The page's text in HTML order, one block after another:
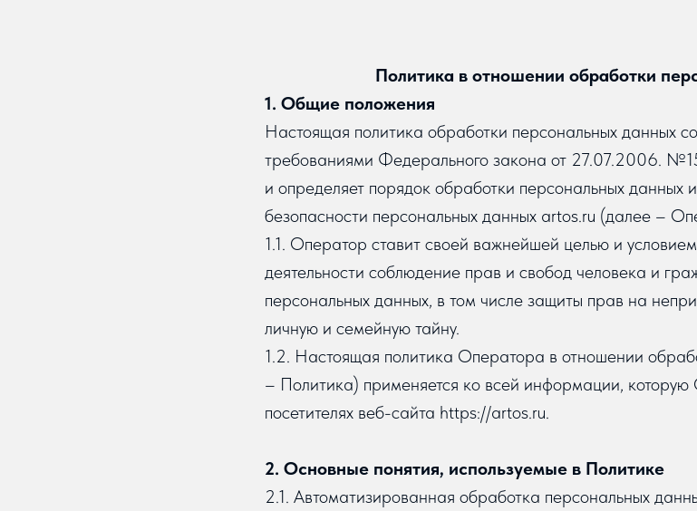
Политика в отношении обработки
1. Общие положения
Настоящая политика обработки персональных данных
требованиями Федерального закона от 27.07.2006.
и определяет порядок обработки персональных данных
безопасности персональных данных artos.ru (далее –
1.1. Оператор ставит своей важнейшей целью и
деятельности соблюдение прав и свобод человека и
персональных данных, в том числе защиты прав на
личную и семейную тайну.
1.2. Настоящая политика Оператора в отношении
– Политика) применяется ко всей информации,
посетителях веб-сайта https://artos.ru.
2. Основные понятия, используемые в Политике
2.1. Автоматизированная обработка персональных